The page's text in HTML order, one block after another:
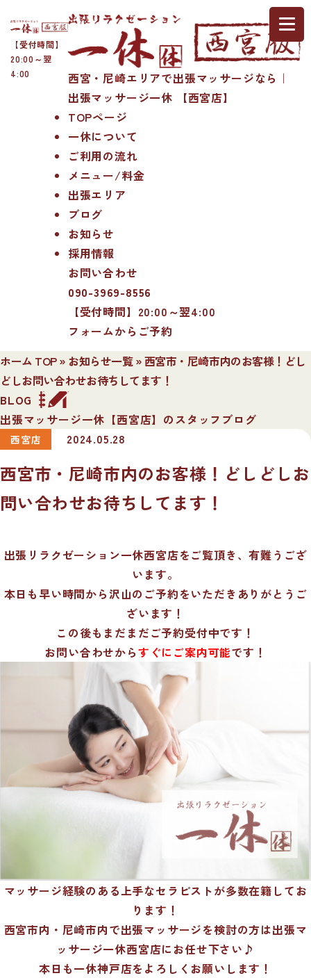
【受付時間】
20:00～翌
4:00
西宮・尼崎エリアで出張マッサージなら｜
出張マッサージ一休 【西宮店】
TOPページ
一休について
ご利用の流れ
メニュー/料金
出張エリア
ブログ
お知らせ
採用情報
お問い合わせ
090-3969-8556
【受付時間】20:00～翌4:00
フォームからご予約
ホーム TOP» お知らせ一覧»西宮市・尼崎市内のお客様！どし
どしお問い合わせお待ちしてます！
BLOG
出張マッサージ一休【西宮店】のスタッフブログ
西宮店 2024.05.28
西宮市・尼崎市内のお客様！どしどしお
問い合わせお待ちしてます！
出張リラクゼーション一休西宮店をご覧頂き、有難うござ
います。
本日も早い時間から沢山のご予約をいただきありがとうご
ざいます！
この後もまだまだご予約受付中です！
お問い合わせからすぐにご案内可能です！
マッサージ経験のある上手なセラピストが多数在籍してお
ります！
西宮市内・尼崎市内で出張マッサージを検討の方は出張マ
ッサージ一休西宮店にお任せ下さい♪
本日も一休神戸店をよろしくお願いします！